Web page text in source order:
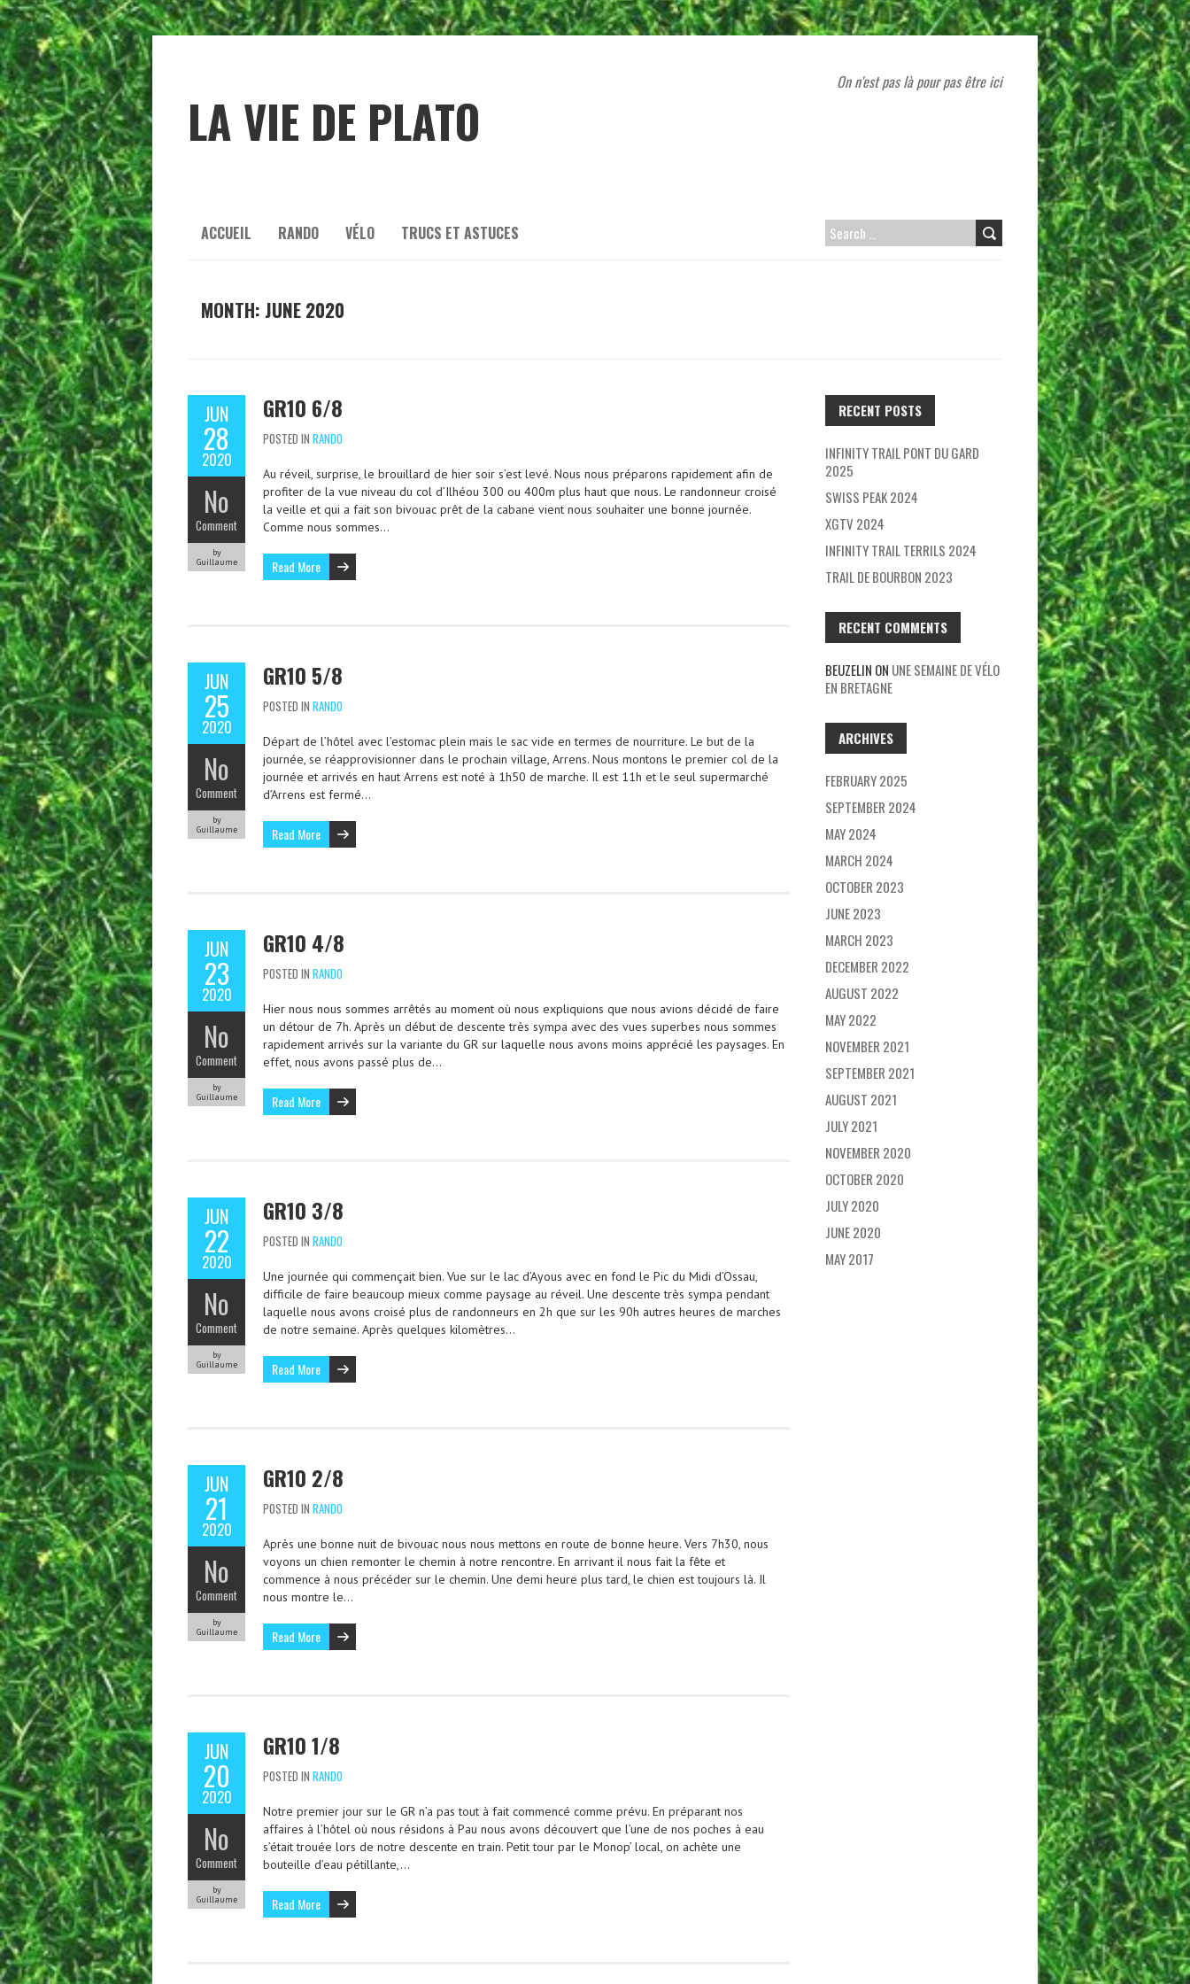
LA VIE DE PLATO
On n'est pas là pour pas être ici
ACCUEIL RANDO VÉLO TRUCS ET ASTUCES
SEARCH
MONTH: JUNE 2020
JUN
28
2020
No
Comment
by
Guillaume
GR10 6/8
POSTED IN RANDO
Au réveil, surprise, le brouillard de hier soir s’est levé. Nous nous préparons rapidement afin de
profiter de la vue niveau du col d’Ilhéou 300 ou 400m plus haut que nous. Le randonneur croisé
la veille et qui a fait son bivouac prêt de la cabane vient nous souhaiter une bonne journée.
Comme nous sommes…
Read More
JUN
25
2020
No
Comment
by
Guillaume
GR10 5/8
POSTED IN RANDO
Départ de l’hôtel avec l’estomac plein mais le sac vide en termes de nourriture. Le but de la
journée, se réapprovisionner dans le prochain village, Arrens. Nous montons le premier col de la
journée et arrivés en haut Arrens est noté à 1h50 de marche. Il est 11h et le seul supermarché
d’Arrens est fermé…
Read More
JUN
23
2020
No
Comment
by
Guillaume
GR10 4/8
POSTED IN RANDO
Hier nous nous sommes arrêtés au moment où nous expliquions que nous avions décidé de faire
un détour de 7h. Après un début de descente très sympa avec des vues superbes nous sommes
rapidement arrivés sur la variante du GR sur laquelle nous avons moins apprécié les paysages. En
effet, nous avons passé plus de…
Read More
JUN
22
2020
No
Comment
by
Guillaume
GR10 3/8
POSTED IN RANDO
Une journée qui commençait bien. Vue sur le lac d’Ayous avec en fond le Pic du Midi d’Ossau,
difficile de faire beaucoup mieux comme paysage au réveil. Une descente très sympa pendant
laquelle nous avons croisé plus de randonneurs en 2h que sur les 90h autres heures de marches
de notre semaine. Après quelques kilomètres…
Read More
JUN
21
2020
No
Comment
by
Guillaume
GR10 2/8
POSTED IN RANDO
Après une bonne nuit de bivouac nous nous mettons en route de bonne heure. Vers 7h30, nous
voyons un chien remonter le chemin à notre rencontre. En arrivant il nous fait la fête et
commence à nous précéder sur le chemin. Une demi heure plus tard, le chien est toujours là. Il
nous montre le…
Read More
JUN
20
2020
No
Comment
by
Guillaume
GR10 1/8
POSTED IN RANDO
Notre premier jour sur le GR n’a pas tout à fait commencé comme prévu. En préparant nos
affaires à l’hôtel où nous résidons à Pau nous avons découvert que l’une de nos poches à eau
s’était trouée lors de notre descente en train. Petit tour par le Monop’ local, on achète une
bouteille d’eau pétillante,…
Read More
RECENT POSTS
INFINITY TRAIL PONT DU GARD
2025
SWISS PEAK 2024
XGTV 2024
INFINITY TRAIL TERRILS 2024
TRAIL DE BOURBON 2023
RECENT COMMENTS
BEUZELIN ON UNE SEMAINE DE VÉLO
EN BRETAGNE
ARCHIVES
FEBRUARY 2025
SEPTEMBER 2024
MAY 2024
MARCH 2024
OCTOBER 2023
JUNE 2023
MARCH 2023
DECEMBER 2022
AUGUST 2022
MAY 2022
NOVEMBER 2021
SEPTEMBER 2021
AUGUST 2021
JULY 2021
NOVEMBER 2020
OCTOBER 2020
JULY 2020
JUNE 2020
MAY 2017